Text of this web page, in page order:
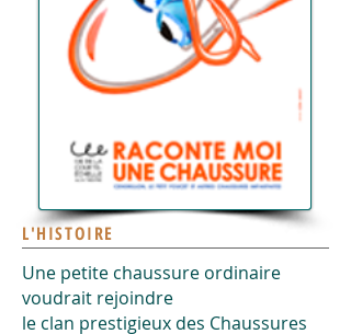
L'HISTOIRE
Une petite chaussure ordinaire
voudrait rejoindre
le clan prestigieux des Chaussures